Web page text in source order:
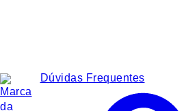
Dúvidas Frequentes